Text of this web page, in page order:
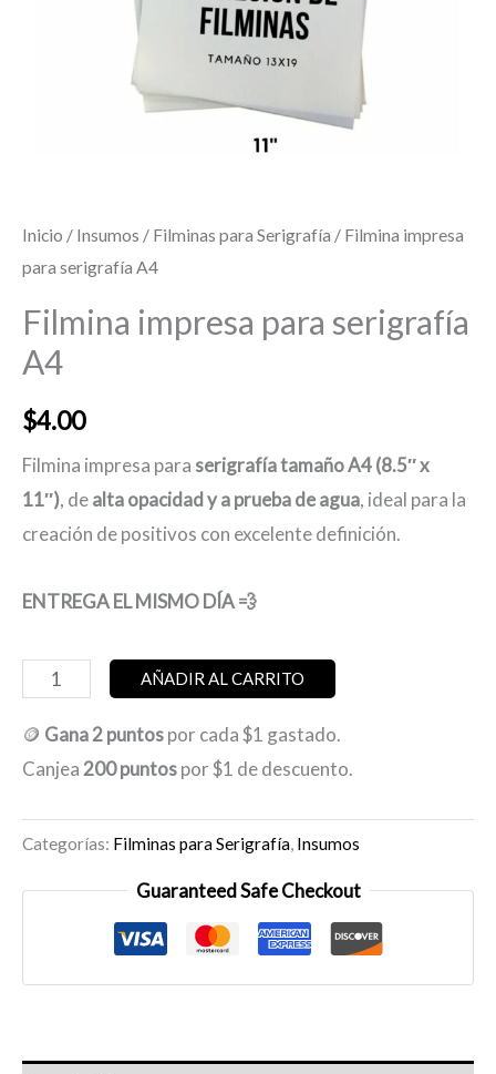
Inicio / Insumos / Filminas para Serigrafía / Filmina impresa
para serigrafía A4
Filmina impresa para serigrafía
A4
$4.00
Filmina impresa para serigrafía tamaño A4 (8.5″ x
11″), dealta opacidad y a prueba de agua, ideal para la
creación de positivos con excelente definición.
ENTREGA EL MISMO DÍA 💨
Filmina
para
serigrafía
cantidad
AÑADIR AL CARRITO
🪙 Gana 2 puntospor cada $1 gastado.
Canjea 200 puntospor $1 de descuento.
Categorías: Filminas para Serigrafía, Insumos
Guaranteed Safe Checkout